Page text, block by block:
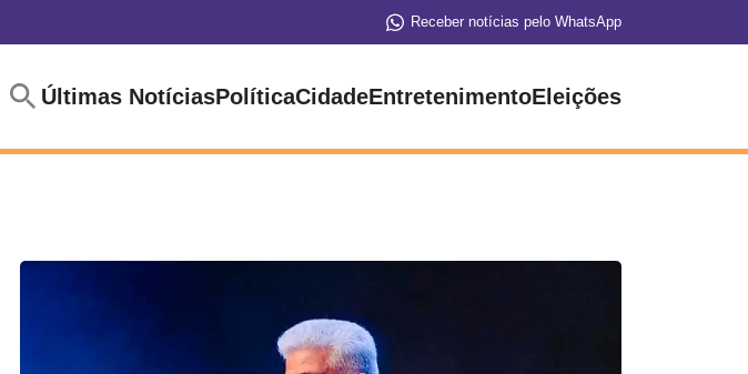
Receber notícias pelo WhatsApp
Últimas NotíciasPolíticaCidadeEntretenimentoEleições